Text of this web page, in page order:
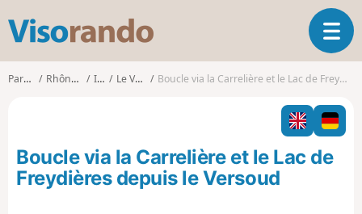
s
o
o
O
u
r
i
r
l
a
Parcours Rhône-Alpes Isère Le Versoud Boucle via la Carrelière et le Lac de Freydières depuis le Versoud
Boucle via la Carrelière et le Lac de
Freydières depuis le Versoud